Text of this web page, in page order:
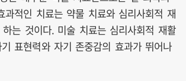
과적인 치료는 약물 치료와 심리사회적 재
는 것이다. 미술 치료는 심리사회적 재활
표현력와 자기 존중감의 효과가 뛰어나